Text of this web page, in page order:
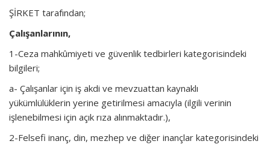
ŞİRKET tarafından;
Çalışanlarının,
1-Ceza mahkûmiyeti ve güvenlik tedbirleri kategorisindeki
bilgileri;
a- Çalışanlar için iş akdi ve mevzuattan kaynaklı
yükümlülüklerin yerine getirilmesi amacıyla (ilgili verinin
işlenebilmesi için açık rıza alınmaktadır.),
2-Felsefi inanç, din, mezhep ve diğer inançlar kategorisindeki